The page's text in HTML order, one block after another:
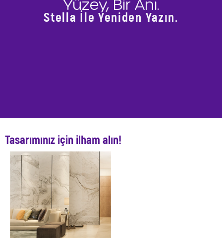
Yüzey, Bir Anı.
Stella İle Yeniden Yazın.
Tasarımınız için ilham alın!